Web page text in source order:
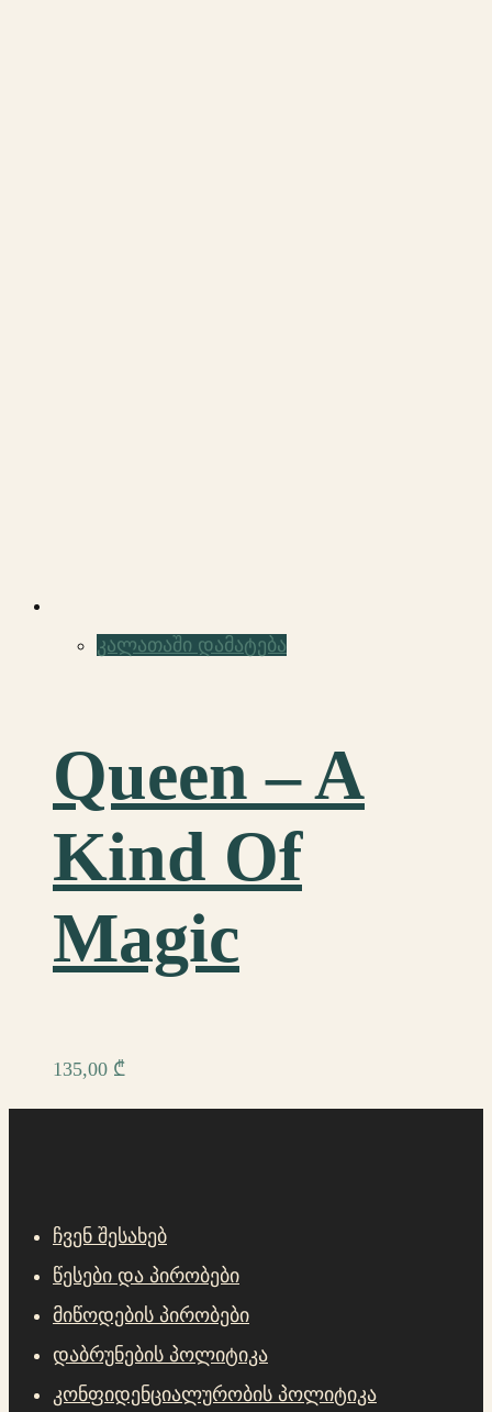
კალათაში დამატება
Queen – A
Kind Of
Magic
135,00 ₾
ჩვენ შესახებ
წესები და პირობები
მიწოდების პირობები
დაბრუნების პოლიტიკა
კონფიდენციალურობის პოლიტიკა